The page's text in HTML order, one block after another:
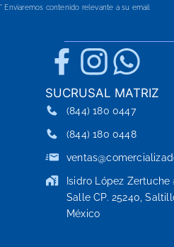
* Enviaremos contenido relevante a su email
SUCRUSAL MATRIZ
(844) 180 0447
(844) 180 0448
Isidro López Zertuche
Salle CP. 25240,
México